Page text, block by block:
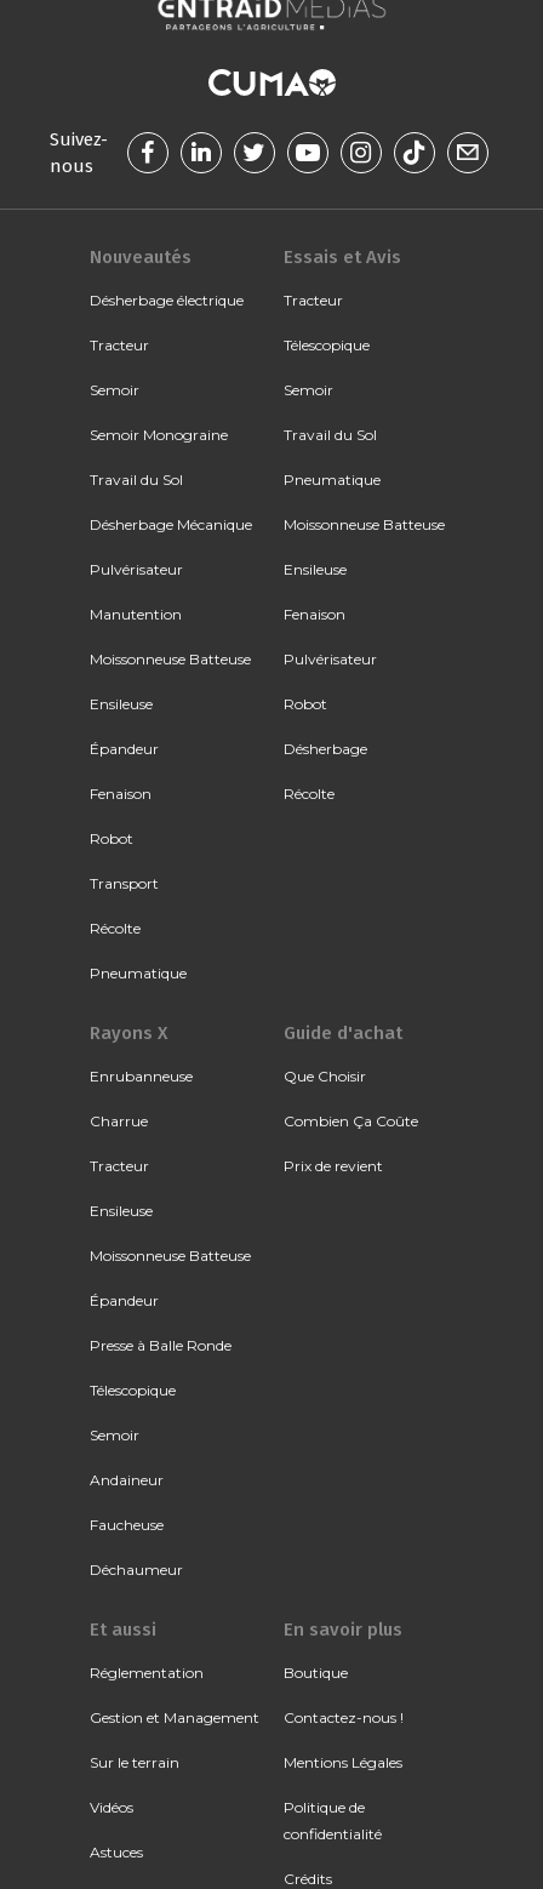
Suivez-
nous
Nouveautés
Désherbage électrique
Tracteur
Semoir
Semoir Monograine
Travail du Sol
Désherbage Mécanique
Pulvérisateur
Manutention
Moissonneuse Batteuse
Ensileuse
Épandeur
Fenaison
Robot
Transport
Récolte
Pneumatique
Essais et Avis
Tracteur
Télescopique
Semoir
Travail du Sol
Pneumatique
Moissonneuse Batteuse
Ensileuse
Fenaison
Pulvérisateur
Robot
Désherbage
Récolte
Rayons X
Enrubanneuse
Charrue
Tracteur
Ensileuse
Moissonneuse Batteuse
Épandeur
Presse à Balle Ronde
Télescopique
Semoir
Andaineur
Faucheuse
Déchaumeur
Guide d'achat
Que Choisir
Combien Ça Coûte
Prix de revient
Et aussi
Réglementation
Gestion et Management
Sur le terrain
Vidéos
Astuces
En savoir plus
Boutique
Contactez-nous !
Mentions Légales
Politique de
confidentialité
Crédits